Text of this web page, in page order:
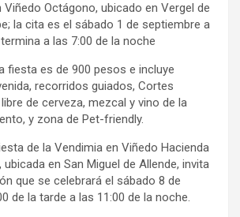
Viñedo Octágono, ubicado en Vergel de
la cita es el sábado 1 de septiembre a
a las 7:00 de la noche
fiesta es de 900 pesos e incluye
recorridos guiados, Cortes
de cerveza, mezcal y vino de la
y zona de Pet-friendly.
de la Vendimia en Viñedo Hacienda
en San Miguel de Allende, invita
que se celebrará el sábado 8 de
de la tarde a las 11:00 de la noche.